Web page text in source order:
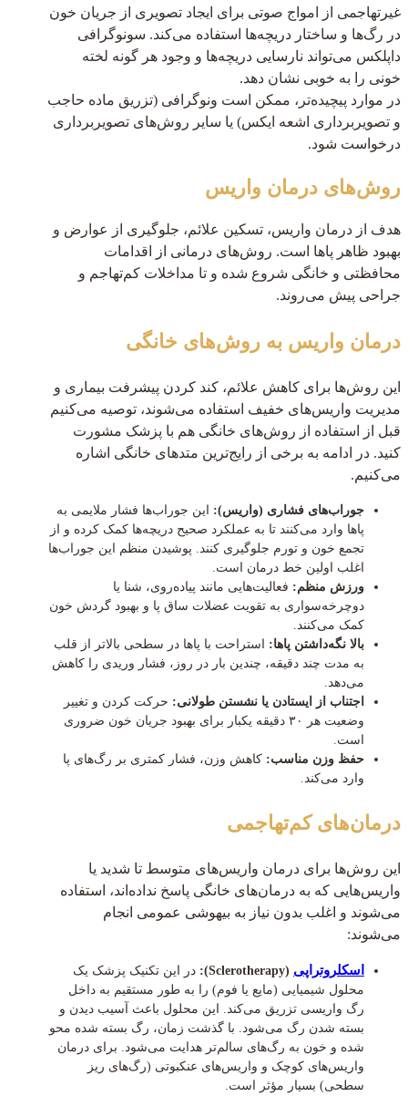
غیرتهاجمی از امواج صوتی برای ایجاد تصویری از جریان خون
در رگ‌ها و ساختار دریچه‌ها استفاده می‌کند. سونوگرافی
داپلکس می‌تواند نارسایی دریچه‌ها و وجود هر گونه لخته
خونی را به خوبی نشان دهد.
در موارد پیچیده‌تر، ممکن است ونوگرافی (تزریق ماده حاجب
و تصویربرداری اشعه ایکس) یا سایر روش‌های تصویربرداری
درخواست شود.
روش‌های درمان واریس
هدف از درمان واریس، تسکین علائم، جلوگیری از عوارض و
بهبود ظاهر پاها است. روش‌های درمانی از اقدامات
محافظتی و خانگی شروع شده و تا مداخلات کم‌تهاجم و
جراحی پیش می‌روند.
درمان واریس به روش‌های خانگی
این روش‌ها برای کاهش علائم، کند کردن پیشرفت بیماری و
مدیریت واریس‌های خفیف استفاده می‌شوند، توصیه می‌کنیم
قبل از استفاده از روش‌های خانگی هم با پزشک مشورت
کنید. در ادامه به برخی از رایج‌ترین متدهای خانگی اشاره
می‌کنیم.
جوراب‌های فشاری (واریس): این جوراب‌ها فشار ملایمی به
پاها وارد می‌کنند تا به عملکرد صحیح دریچه‌ها کمک کرده و از
تجمع خون و تورم جلوگیری کنند. پوشیدن منظم این جوراب‌ها
اغلب اولین خط درمان است.
ورزش منظم: فعالیت‌هایی مانند پیاده‌روی، شنا یا
دوچرخه‌سواری به تقویت عضلات ساق پا و بهبود گردش خون
کمک می‌کنند.
بالا نگه‌داشتن پاها: استراحت با پاها در سطحی بالاتر از قلب
به مدت چند دقیقه، چندین بار در روز، فشار وریدی را کاهش
می‌دهد.
اجتناب از ایستادن یا نشستن طولانی: حرکت کردن و تغییر
وضعیت هر ۳۰ دقیقه یکبار برای بهبود جریان خون ضروری
است.
حفظ وزن مناسب: کاهش وزن، فشار کمتری بر رگ‌های پا
وارد می‌کند.
درمان‌های کم‌تهاجمی
این روش‌ها برای درمان واریس‌های متوسط تا شدید یا
واریس‌هایی که به درمان‌های خانگی پاسخ نداده‌اند، استفاده
می‌شوند و اغلب بدون نیاز به بیهوشی عمومی انجام
می‌شوند:
اسکلروتراپی (Sclerotherapy):
در این تکنیک پزشک یک
محلول شیمیایی (مایع یا فوم) را به طور مستقیم به داخل
رگ واریسی تزریق می‌کند. این محلول باعث آسیب دیدن و
بسته شدن رگ می‌شود. با گذشت زمان، رگ بسته شده محو
شده و خون به رگ‌های سالم‌تر هدایت می‌شود. برای درمان
واریس‌های کوچک و واریس‌های عنکبوتی (رگ‌های ریز
سطحی) بسیار مؤثر است.